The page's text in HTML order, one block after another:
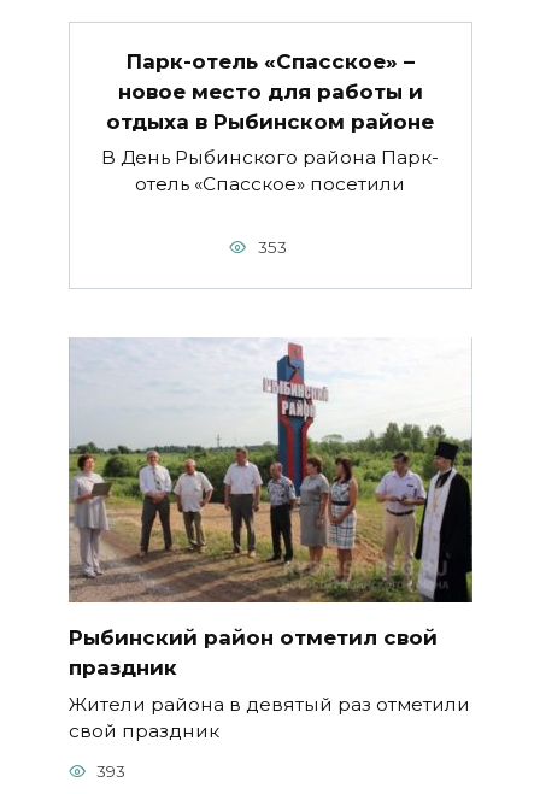
Парк-отель «Спасское» –
новое место для работы и
отдыха в Рыбинском районе
В День Рыбинского района Парк-
отель «Спасское» посетили
353
Рыбинский район отметил свой
праздник
Жители района в девятый раз отметили
свой праздник
393